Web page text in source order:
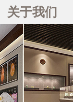
关于我们